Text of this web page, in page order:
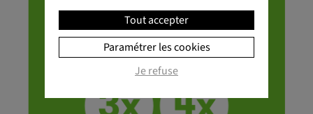
Tout accepter
Paramétrer les cookies
Je refuse